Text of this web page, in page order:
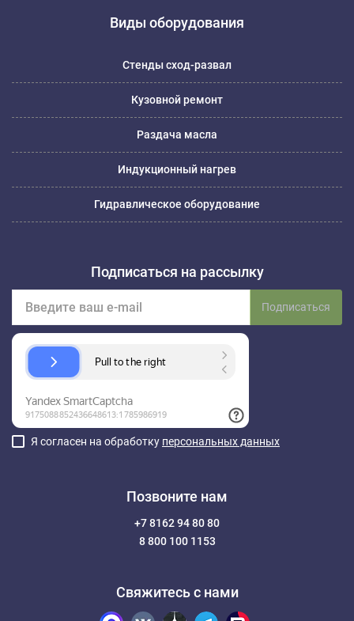
Виды оборудования
Стенды сход-развал
Кузовной ремонт
Раздача масла
Индукционный нагрев
Гидравлическое оборудование
Подписаться на рассылку
Подписаться
Я согласен на обработку персональных данных
Позвоните нам
+7 8162 94 80 80
8 800 100 1153
Свяжитесь с нами